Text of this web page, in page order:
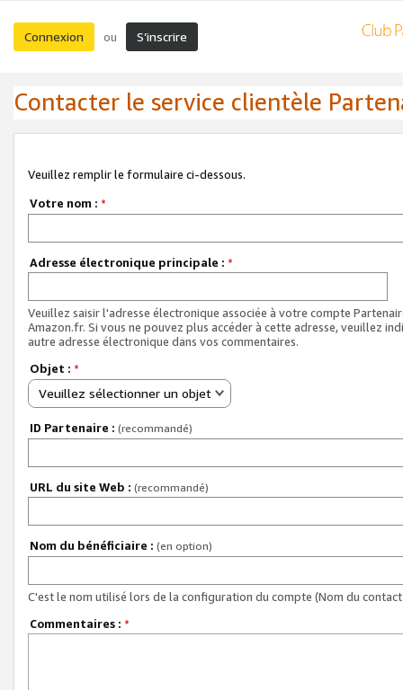
Connexion ou S’inscrire
Contacter le service clientèle
Veuillez remplir le formulaire ci-dessous.
Votre nom : *
Adresse électronique principale : *
Veuillez saisir l'adresse électronique associée à votre compte
Amazon.fr. Si vous ne pouvez plus accéder à cette adresse, veuillez
autre adresse électronique dans vos commentaires.
Objet : *
Veuillez sélectionner un objet
ID Partenaire : (recommandé)
URL du site Web : (recommandé)
Nom du bénéficiaire : (en option)
C'est le nom utilisé lors de la configuration du compte (Nom du
Commentaires : *